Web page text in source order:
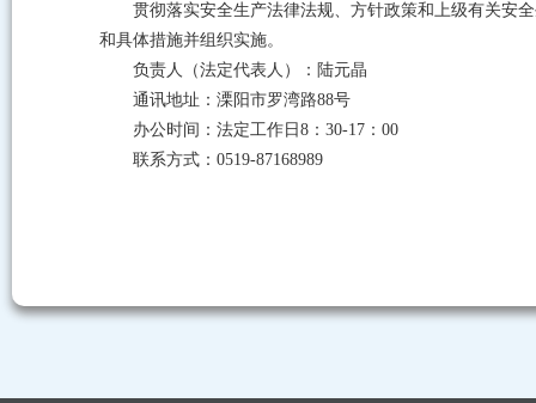
贯彻落实安全生产法律法规、方针政策和上级有关安
和具体措施并组织实施。
负责人（法定代表人）：陆元晶
通讯地址：溧阳市罗湾路88号
办公时间：法定工作日8：30-17：00
联系方式：0519-87168989